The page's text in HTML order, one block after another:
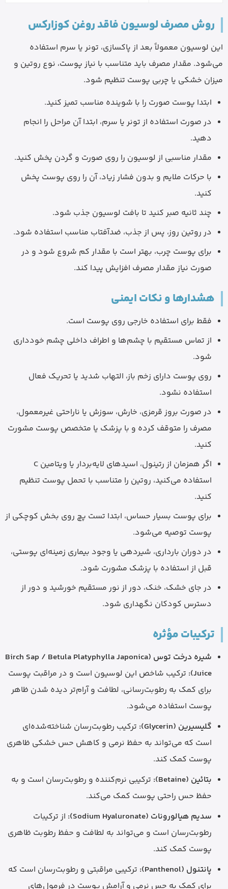
روش مصرف لوسیون فاقد روغن کوزارکس
این لوسیون معمولاً بعد از پاکسازی، تونر یا سرم استفاده
می‌شود. مقدار مصرف باید متناسب با نیاز پوست، نوع روتین و
میزان خشکی یا چربی پوست تنظیم شود.
ابتدا پوست صورت را با شوینده مناسب تمیز کنید.
در صورت استفاده از تونر یا سرم، ابتدا آن مراحل را انجام
دهید.
مقدار مناسبی از لوسیون را روی صورت و گردن پخش کنید.
با حرکات ملایم و بدون فشار زیاد، آن را روی پوست پخش
کنید.
چند ثانیه صبر کنید تا بافت لوسیون جذب شود.
در روتین روز، پس از جذب، ضدآفتاب مناسب استفاده شود.
برای پوست چرب، بهتر است با مقدار کم شروع شود و در
صورت نیاز مقدار مصرف افزایش پیدا کند.
هشدارها و نکات ایمنی
فقط برای استفاده خارجی روی پوست است.
از تماس مستقیم با چشم‌ها و اطراف داخلی چشم خودداری
شود.
روی پوست دارای زخم باز، التهاب شدید یا تحریک فعال
استفاده نشود.
در صورت بروز قرمزی، خارش، سوزش یا ناراحتی غیرمعمول،
مصرف را متوقف کرده و با پزشک یا متخصص پوست مشورت
کنید.
اگر همزمان از رتینول، اسیدهای لایه‌بردار یا ویتامین C
استفاده می‌کنید، روتین را متناسب با تحمل پوست تنظیم
کنید.
برای پوست بسیار حساس، ابتدا تست پچ روی بخش کوچکی از
پوست توصیه می‌شود.
در دوران بارداری، شیردهی یا وجود بیماری زمینه‌ای پوستی،
قبل از استفاده با پزشک مشورت شود.
در جای خشک، خنک، دور از نور مستقیم خورشید و دور از
دسترس کودکان نگهداری شود.
ترکیبات مؤثره
شیره درخت توس (Birch Sap / Betula Platyphylla Japonica
Juice): ترکیب شاخص این لوسیون است و در مراقبت پوست
برای کمک به رطوبت‌رسانی، لطافت و آرام‌تر دیده شدن ظاهر
پوست استفاده می‌شود.
گلیسیرین (Glycerin):
ترکیب رطوبت‌رسان شناخته‌شده‌ای
است که می‌تواند به حفظ نرمی و کاهش حس خشکی ظاهری
پوست کمک کند.
بتائین (Betaine):
ترکیبی نرم‌کننده و رطوبت‌رسان است و به
حفظ حس راحتی پوست کمک می‌کند.
سدیم هیالورونات (Sodium Hyaluronate):
از ترکیبات
رطوبت‌رسان است و می‌تواند به لطافت و حفظ رطوبت ظاهری
پوست کمک کند.
پانتنول (Panthenol):
ترکیبی مراقبتی و رطوبت‌رسان است که
برای کمک به حس نرمی و آرامش پوست در فرمول‌های